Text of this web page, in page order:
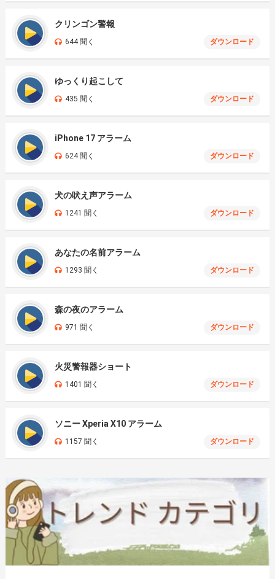
クリンゴン警報
644 聞く ダウンロード
ゆっくり起こして
435 聞く ダウンロード
iPhone 17 アラーム
624 聞く ダウンロード
犬の吠え声アラーム
1241 聞く ダウンロード
あなたの名前アラーム
1293 聞く ダウンロード
森の夜のアラーム
971 聞く ダウンロード
火災警報器ショート
1401 聞く ダウンロード
ソニー Xperia X10 アラーム
1157 聞く ダウンロード